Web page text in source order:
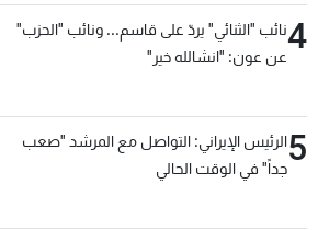
4نائب "الثنائي" يردّ على قاسم... ونائب "الحزب"
عن عون: "انشالله خير"
5الرئيس الإيراني: التواصل مع المرشد "صعب
جداً" في الوقت الحالي